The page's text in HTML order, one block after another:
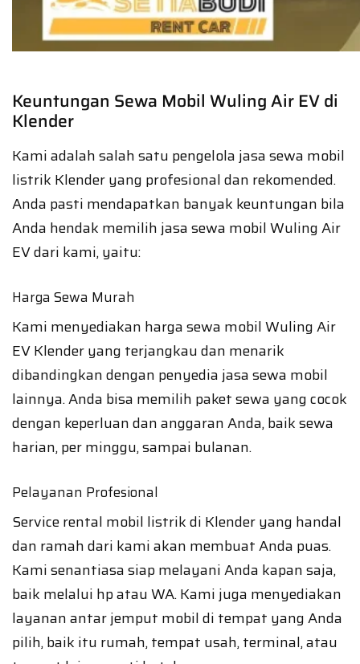
Keuntungan Sewa Mobil Wuling Air EV di
Klender
Kami adalah salah satu pengelola jasa sewa mobil
listrik Klender yang profesional dan rekomended.
Anda pasti mendapatkan banyak keuntungan bila
Anda hendak memilih jasa sewa mobil Wuling Air
EV dari kami, yaitu:
Harga Sewa Murah
Kami menyediakan harga sewa mobil Wuling Air
EV Klender yang terjangkau dan menarik
dibandingkan dengan penyedia jasa sewa mobil
lainnya. Anda bisa memilih paket sewa yang cocok
dengan keperluan dan anggaran Anda, baik sewa
harian, per minggu, sampai bulanan.
Pelayanan Profesional
Service rental mobil listrik di Klender yang handal
dan ramah dari kami akan membuat Anda puas.
Kami senantiasa siap melayani Anda kapan saja,
baik melalui hp atau WA. Kami juga menyediakan
layanan antar jemput mobil di tempat yang Anda
pilih, baik itu rumah, tempat usah, terminal, atau